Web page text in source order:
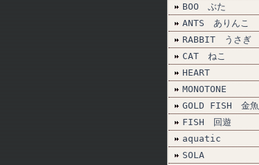
BOO ぶた
ANTS ありんこ
RABBIT うさぎ
CAT ねこ
HEART
MONOTONE
GOLD FISH 金魚
FISH 回遊
aquatic
SOLA